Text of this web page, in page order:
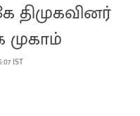
திமுகவினர்
முகாம்
IST